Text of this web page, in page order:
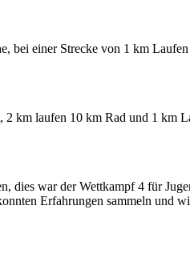
bei einer Strecke von 1 km
km laufen 10 km Rad und 1 km
dies war der Wettkampf 4 für
Erfahrungen sammeln und